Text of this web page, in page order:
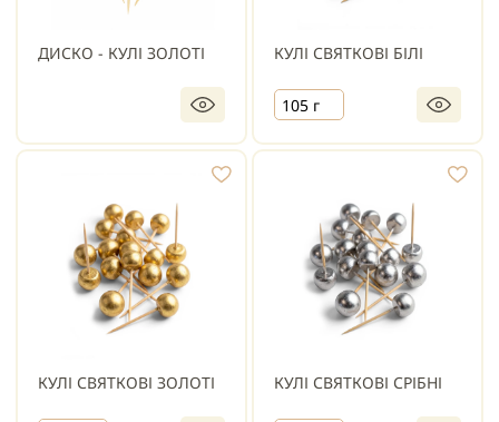
ДИСКО - КУЛІ ЗОЛОТІ КУЛІ СВЯТКОВІ БІЛІ
105 г
КУЛІ СВЯТКОВІ ЗОЛОТІ КУЛІ СВЯТКОВІ СРІБНІ